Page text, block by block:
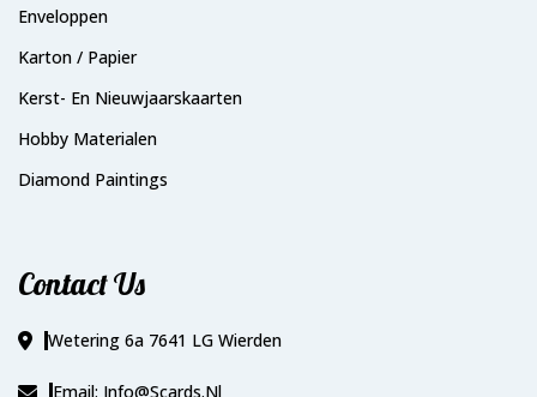
Enveloppen
Karton / Papier
Kerst- En Nieuwjaarskaarten
Hobby Materialen
Diamond Paintings
Contact Us
Wetering 6a 7641 LG Wierden
Email: Info@scards.nl